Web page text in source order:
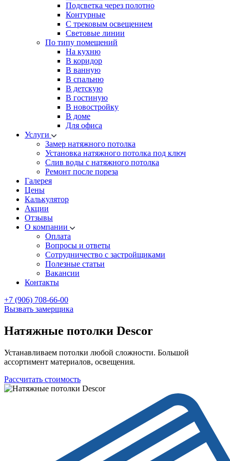
Подсветка через полотно
Контурные
С трековым освещением
Световые линии
По типу помещений
На кухню
В коридор
В ванную
В спальню
В детскую
В гостиную
В новостройку
В доме
Для офиса
Услуги
Замер натяжного потолка
Установка натяжного потолка под ключ
Слив воды с натяжного потолка
Ремонт после пореза
Галерея
Цены
Калькулятор
Акции
Отзывы
О компании
Оплата
Вопросы и ответы
Сотрудничество с застройщиками
Полезные статьи
Вакансии
Контакты
+7 (906) 708-66-00
Вызвать замерщика
Натяжные потолки Descor
Устанавливаем потолки любой сложности. Большой
ассортимент материалов, освещения.
Рассчитать стоимость